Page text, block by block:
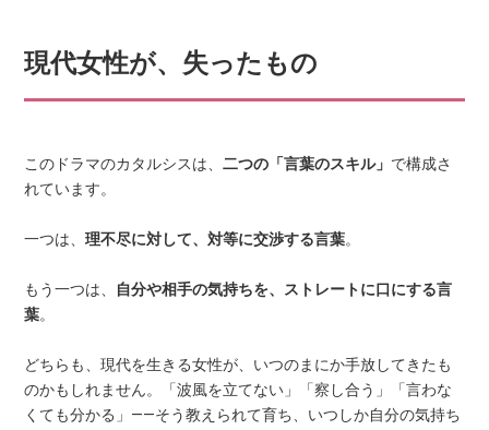
現代女性が、失ったもの
このドラマのカタルシスは、二つの「言葉のスキル」 で構成さ
れています。
一つは、理不尽に対して、対等に交渉する言葉。
もう一つは、
自分や相手の気持ちを、ストレートに口にする言
葉。
どちらも、現代を生きる女性が、いつのまにか手放してきたも
のかもしれません。「波風を立てない」「察し合う」「言わな
くても分かる」——そう教えられて育ち、いつしか自分の気持ち